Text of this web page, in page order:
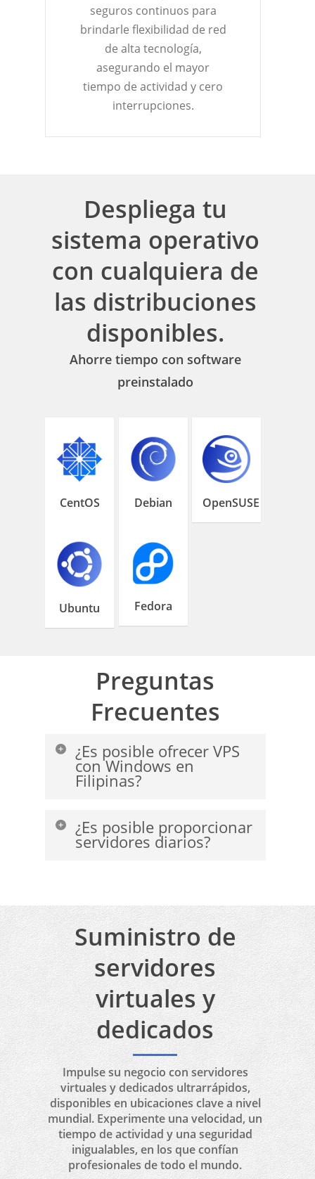
seguros continuos para
brindarle flexibilidad de red
de alta tecnología,
asegurando el mayor
tiempo de actividad y cero
interrupciones.
Despliega tu
sistema operativo
con cualquiera de
las distribuciones
disponibles.
Ahorre tiempo con software
preinstalado
CentOS Debian OpenSUSE
Ubuntu Fedora
Preguntas
Frecuentes
¿Es posible ofrecer VPS
con Windows en
Filipinas?
desde el centro de datos de Google
Cloud.
¿Es posible proporcionar
servidores diarios?
desde el centro de datos de Google
Cloud.Suministro de
servidores
virtuales y
dedicados
Impulse su negocio con servidores
virtuales y dedicados ultrarrápidos,
disponibles en ubicaciones clave a nivel
mundial. Experimente una velocidad, un
tiempo de actividad y una seguridad
inigualables, en los que confían
profesionales de todo el mundo.